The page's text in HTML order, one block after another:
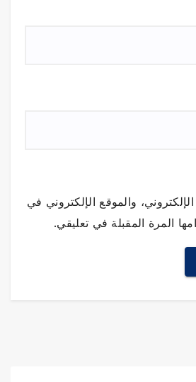
والموقع الإلكتروني في
المرة المقبلة في تعليقي.